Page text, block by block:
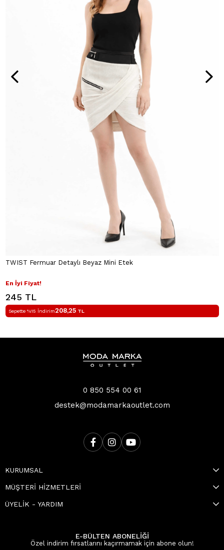
TWIST Fermuar Detaylı Beyaz Mini Etek
En İyi Fiyat!
245 TL
Sepette %15 İndirim208,25 TL
0 850 554 00 61
destek@modamarkaoutlet.com
KURUMSAL
MÜŞTERİ HİZMETLERİ
ÜYELİK - YARDIM
E-BÜLTEN ABONELİĞİ
Özel indirim fırsatlarını kaçırmamak için abone olun!